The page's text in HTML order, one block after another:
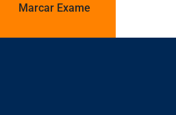
Marcar Exame